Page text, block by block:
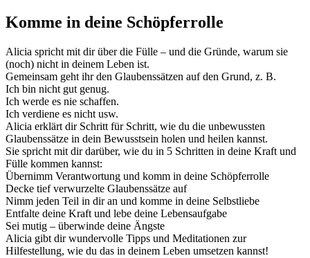
Komme in deine Schöpferrolle
Alicia spricht mit dir über die Fülle – und die Gründe, warum sie
(noch) nicht in deinem Leben ist.
Gemeinsam geht ihr den Glaubenssätzen auf den Grund, z. B.
Ich bin nicht gut genug.
Ich werde es nie schaffen.
Ich verdiene es nicht usw.
Alicia erklärt dir Schritt für Schritt, wie du die unbewussten
Glaubenssätze in dein Bewusstsein holen und heilen kannst.
Sie spricht mit dir darüber, wie du in 5 Schritten in deine Kraft und
Fülle kommen kannst:
Übernimm Verantwortung und komm in deine Schöpferrolle
Decke tief verwurzelte Glaubenssätze auf
Nimm jeden Teil in dir an und komme in deine Selbstliebe
Entfalte deine Kraft und lebe deine Lebensaufgabe
Sei mutig – überwinde deine Ängste
Alicia gibt dir wundervolle Tipps und Meditationen zur
Hilfestellung, wie du das in deinem Leben umsetzen kannst!